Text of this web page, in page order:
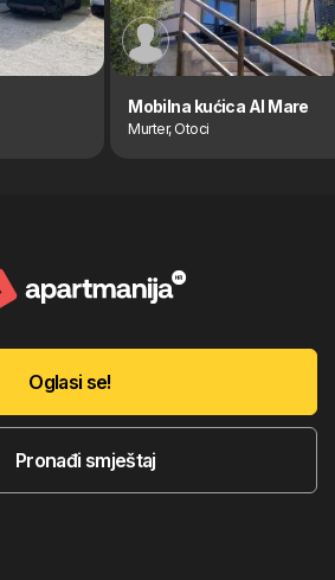
Mobilna kućica Al Mare
Murter, Otoci
Oglasi se!
Pronađi smještaj